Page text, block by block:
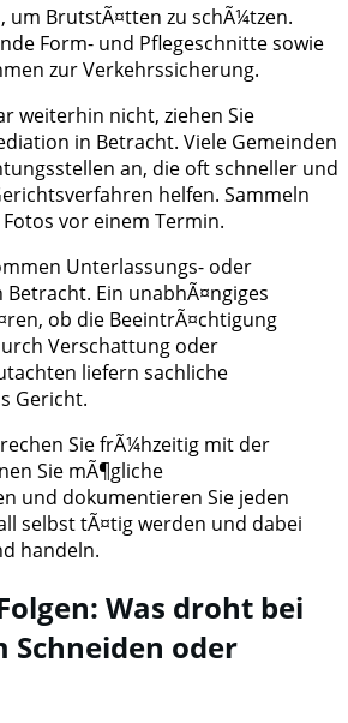
um BrutstÃ¤tten zu schÃ¼tzen.
Form- und Pflegeschnitte sowie
zur Verkehrssicherung.
weiterhin nicht, ziehen Sie
in Betracht. Viele Gemeinden
an, die oft schneller und
helfen. Sammeln
vor einem Termin.
Unterlassungs- oder
Betracht. Ein unabhÃ¤ngiges
ob die BeeintrÃ¤chtigung
Verschattung oder
liefern sachliche
Gericht.
Sie frÃ¼hzeitig mit der
Sie mÃ¶gliche
und dokumentieren Sie jeden
selbst tÃ¤tig werden und dabei
handeln.
Was droht bei
oder